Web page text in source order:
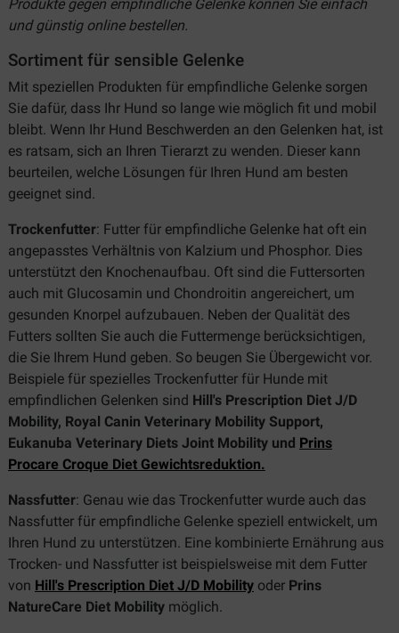
Produkte gegen empfindliche Gelenke können Sie einfach
und günstig online bestellen.
Sortiment für sensible Gelenke
Mit speziellen Produkten für empfindliche Gelenke sorgen
Sie dafür, dass Ihr Hund so lange wie möglich fit und mobil
bleibt. Wenn Ihr Hund Beschwerden an den Gelenken hat, ist
es ratsam, sich an Ihren Tierarzt zu wenden. Dieser kann
beurteilen, welche Lösungen für Ihren Hund am besten
geeignet sind.
Trockenfutter: Futter für empfindliche Gelenke hat oft ein
angepasstes Verhältnis von Kalzium und Phosphor. Dies
unterstützt den Knochenaufbau. Oft sind die Futtersorten
auch mit Glucosamin und Chondroitin angereichert, um
gesunden Knorpel aufzubauen. Neben der Qualität des
Futters sollten Sie auch die Futtermenge berücksichtigen,
die Sie Ihrem Hund geben. So beugen Sie Übergewicht vor.
Beispiele für spezielles Trockenfutter für Hunde mit
empfindlichen Gelenken sind Hill's Prescription Diet J/D
Mobility, Royal Canin Veterinary Mobility Support,
Eukanuba Veterinary Diets Joint Mobility und Prins
Procare Croque Diet Gewichtsreduktion.
Nassfutter: Genau wie das Trockenfutter wurde auch das
Nassfutter für empfindliche Gelenke speziell entwickelt, um
Ihren Hund zu unterstützen. Eine kombinierte Ernährung aus
Trocken- und Nassfutter ist beispielsweise mit dem Futter
von Hill's Prescription Diet J/D Mobility oder Prins
NatureCare Diet Mobility möglich.